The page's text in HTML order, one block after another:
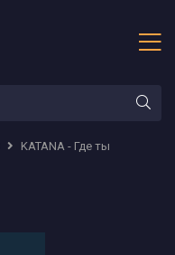
KATANA - Где ты